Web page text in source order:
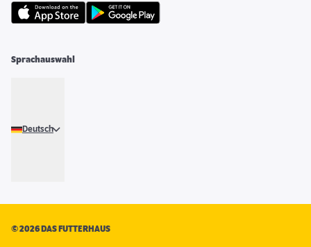
Sprachauswahl
Deutsch
©2026 DAS FUTTERHAUS